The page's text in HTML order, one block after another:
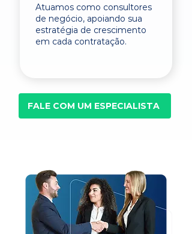
Atuamos como consultores
de negócio, apoiando sua
estratégia de crescimento
em cada contratação.
FALE COM UM ESPECIALISTA